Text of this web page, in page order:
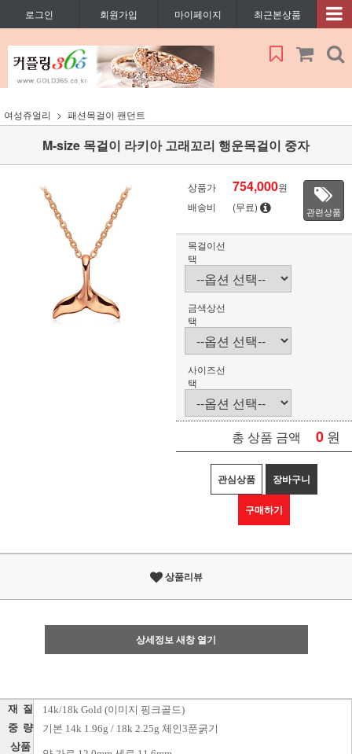
로그인 회원가입 마이페이지 최근본상품
여성쥬얼리 패션목걸이 팬던트
M-size 목걸이 라키아 고래꼬리 행운목걸이 중자
상품가 754,000원
배송비
(무료) 관련상품
목걸이선
택
금색상선
택
사이즈선
택
총 상품 금액 0 원
관심상품 장바구니
구매하기
상품리뷰
상세정보 새창 열기
재 질 14k/18k Gold (이미지 핑크골드)
중 량 기본 14k 1.96g / 18k 2.25g 체인3푼굵기
상품